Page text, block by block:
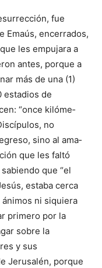
fue
Emaús, ence­rrados,
les empujara a
antes, porque a
más de una (1)
estadios de
“once kilóme­
no
sino al ama­
que les faltó
que “el
estaba cerca
ánimos ni siquiera
primero por la
sobre la
y sus
Jerusalén, porque